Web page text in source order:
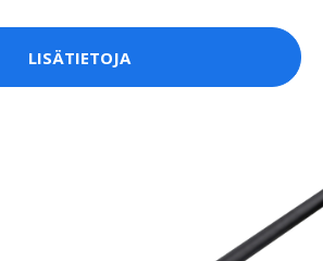
LISÄTIETOJA